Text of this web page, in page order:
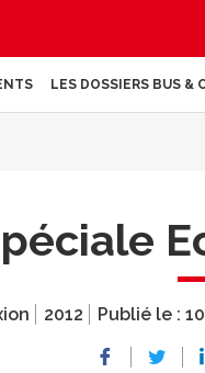
LES DOSSIERS BUS &
2012 Publié le :